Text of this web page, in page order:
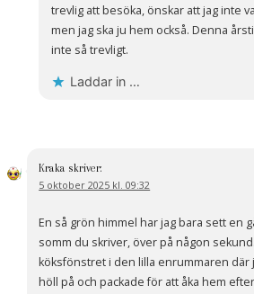
trevlig att besöka, önskar att jag inte
men jag ska ju hem också. Denna
inte så trevligt.
Laddar in …
Kraka skriver:
5 oktober 2025 kl. 09:32
En så grön himmel har jag bara sett en
somm du skriver, över på någon
köksfönstret i den lilla enrummaren där
höll på och packade för att åka hem